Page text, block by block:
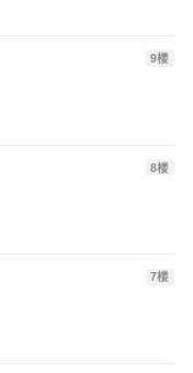
9楼
8楼
7楼